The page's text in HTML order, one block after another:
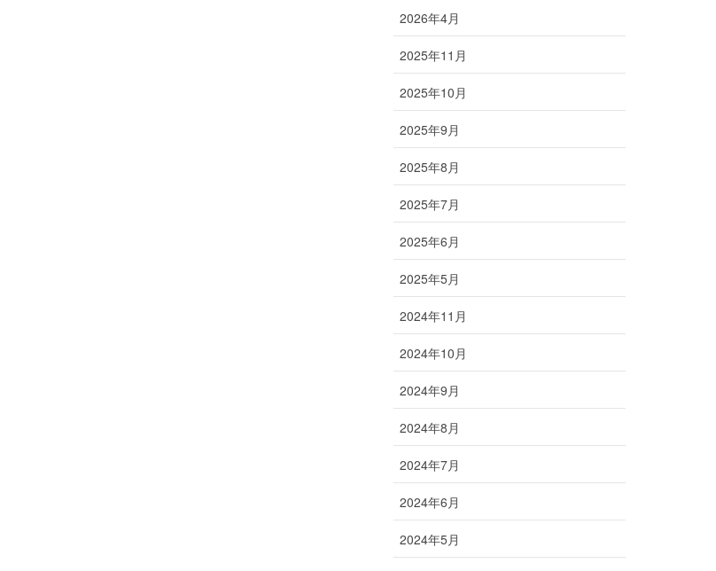
2026年4月
2025年11月
2025年10月
2025年9月
2025年8月
2025年7月
2025年6月
2025年5月
2024年11月
2024年10月
2024年9月
2024年8月
2024年7月
2024年6月
2024年5月